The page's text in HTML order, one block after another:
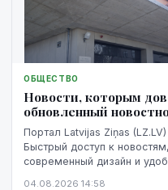
ОБЩЕСТВО
Новости, которым
обновленный
Портал Latvijas Ziņas
Быстрый доступ к
современный дизайн и
04.08.2026 14:58